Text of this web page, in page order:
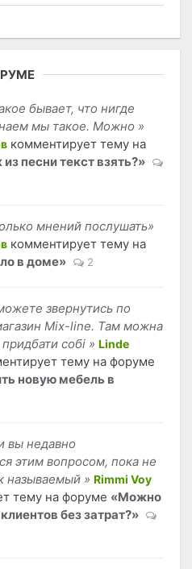
бывает, что нигде
мы такое. Можно »
комментирует тему на
из песни текст взять?»
мнений послушать»
комментирует тему на
в доме» 2
звернутись по
Mix-line. Там можна
собі » Linde
тему на форуме
новую мебель в
вы недавно
этим вопросом, пока не
называемый » Rimmi Voy
тему на форуме «Можно
без затрат?»